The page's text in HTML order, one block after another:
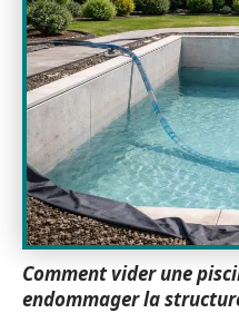
Comment vider une
endommager la